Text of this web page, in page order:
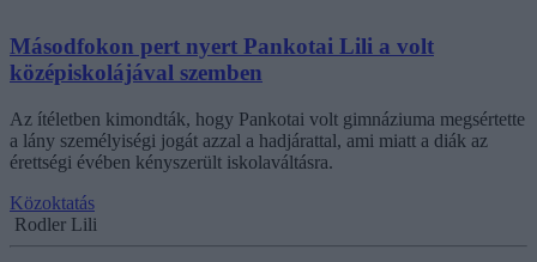
Másodfokon pert nyert Pankotai Lili a volt
középiskolájával szemben
Az ítéletben kimondták, hogy Pankotai volt gimnáziuma megsértette
a lány személyiségi jogát azzal a hadjárattal, ami miatt a diák az
érettségi évében kényszerült iskolaváltásra.
Közoktatás
Rodler Lili